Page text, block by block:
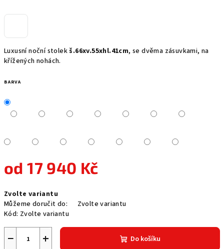
Luxusní noční stolekš.66xv.55xhl.41cm, se dvěma zásuvkami, na
křížených nohách.
BARVA
od17 940 Kč
cena:
Zvolte variantu
Můžeme doručit do:
Zvolte variantu
Kód: Zvolte variantu
+
− Do košíku